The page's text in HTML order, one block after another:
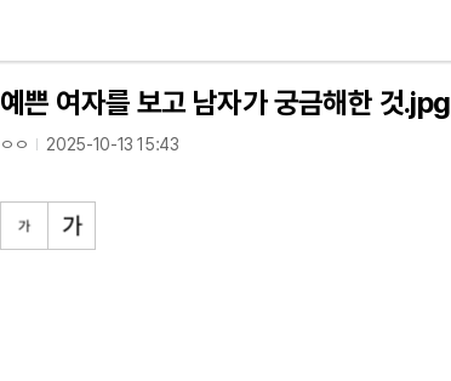
예쁜 여자를 보고 남자가 궁금해한 것.jpg
ㅇㅇ 2025-10-13 15:43